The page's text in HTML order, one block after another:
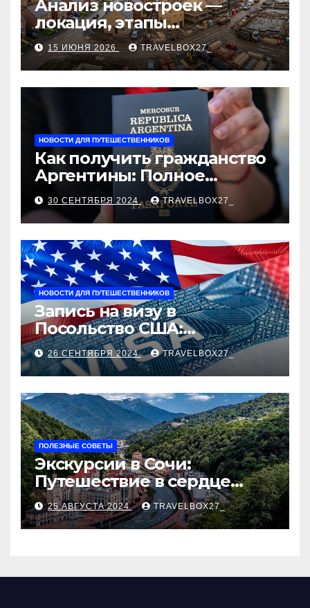
Анализ новостроек —
локация, этапы
строительства, проверка
застройщика, сценарии
оформления сделки и
рыночные ориентиры
15 ИЮНЯ 2026 TRAVELBOX27_
НОВОСТИ ДЛЯ ПУТЕШЕСТВЕННИКОВ
Как получить гражданство
Аргентины: Полное
руководство
30 СЕНТЯБРЯ 2024 TRAVELBOX27_
НОВОСТИ ДЛЯ ПУТЕШЕСТВЕННИКОВ
Запись на визу в
Посольство США:
Пошаговое руководство
26 СЕНТЯБРЯ 2024 TRAVELBOX27_
ПОЛЕЗНЫЕ СОВЕТЫ
Экскурсии в Сочи:
Путешествие в сердце
Черноморского курорта
25 АВГУСТА 2024 TRAVELBOX27_